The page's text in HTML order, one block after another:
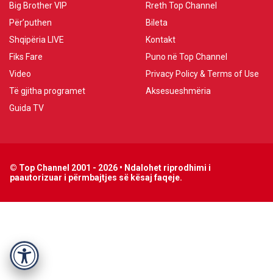
Accessibility
Big Brother VIP
Për’puthen
Shqipëria LIVE
Fiks Fare
Video
Të gjitha programet
Guida TV
Rreth Top Channel
Bileta
Kontakt
Puno në Top Channel
Privacy Policy & Terms of Use
Aksesueshmëria
© Top Channel 2001 - 2026 • Ndalohet riprodhimi i
paautorizuar i përmbajtjes së kësaj faqeje.